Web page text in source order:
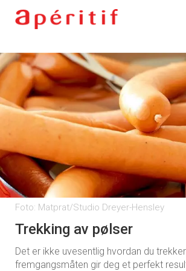
Foto: Matprat/Studio Dreyer-Hensley
Trekking av pølser
Det er ikke uvesentlig hvordan du
fremgangsmåten gir deg et perfekt